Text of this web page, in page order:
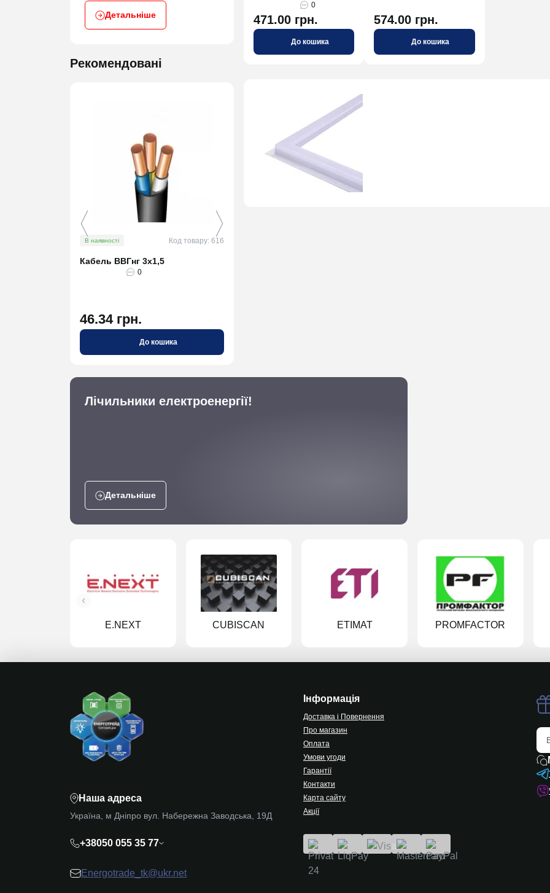
Детальніше
Рекомендовані
В наявності Код товару: 616
Кабель ВВГнг 3х1,5
0
46.34 грн.
До кошика
0
471.00 грн.
До кошика
574.00 грн.
До кошика
Лічильники електроенергії!
Детальніше
E.NEXT CUBISCAN ETIMAT PROMFACTOR
Наша адреса
Україна, м Дніпро вул. Набережна Заводська, 19Д
+38050 055 35 77
Energotrade_tk@ukr.net
Інформація
Доставка і Повернення
Про магазин
Оплата
Умови угоди
Гарантії
Контакти
Карта сайту
Акції